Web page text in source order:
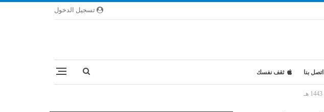
تسجيل الدخول
اتصل بنا ثقف نفسك